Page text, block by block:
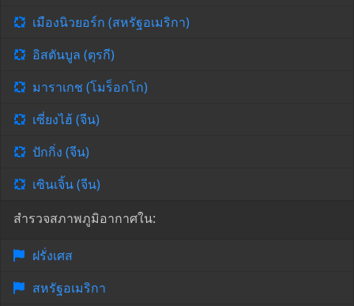
เมืองนิวยอร์ก (สหรัฐอเมริกา)
อิสตันบูล (ตุรกี)
มาราเกช (โมร็อกโก)
เซี่ยงไฮ้ (จีน)
ปักกิ่ง (จีน)
เซินเจิ้น (จีน)
สำรวจสภาพภูมิอากาศใน:
ฝรั่งเศส
สหรัฐอเมริกา